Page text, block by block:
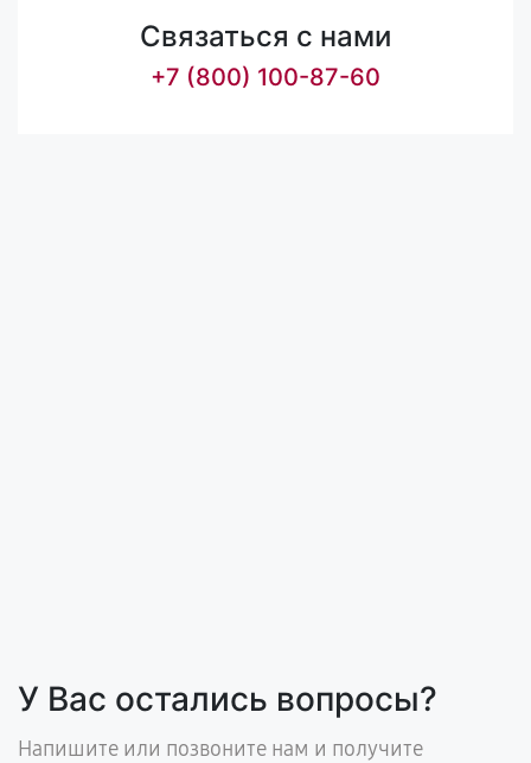
Связаться с нами
+7 (800) 100-87-60
У Вас остались вопросы?
Напишите или позвоните нам и получите